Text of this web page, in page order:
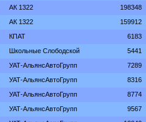
АК 1322 198348
АК 1322 159912
КПАТ 6183
Школьные Слободской 5441
УАТ-АльянсАвтоГрупп 7289
УАТ-АльянсАвтоГрупп 8316
УАТ-АльянсАвтоГрупп 8774
УАТ-АльянсАвтоГрупп 9567